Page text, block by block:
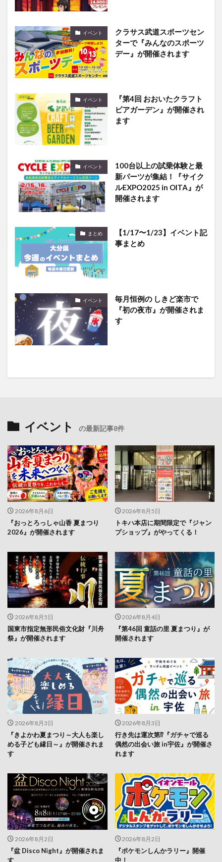
イベント
クラサス武道スポーツセン
ターで『みんなのスポーツ
デー』が開催されます
イベント
『第4回 おおいたクラフト
ビアガーデン』が開催され
ます
イベント
100台以上の試乗体験と最
新パーツが集結！『サイク
ルEXPO2025 in OITA』が
開催されます
まとめ
【1/17〜1/23】イベント記
事まとめ
イベント
毎月恒例の しきど楽市で
『初の夜市』が開催されま
す
イベント の最新記事8件
2026年8月6日
『おっとろっしゃ山香 夏まつり
2026』が開催されます
2026年8月5日
トキハ本店に期間限定で『ジャン
プショップ』がやってくる！
2026年8月5日
国東市指定無形民俗文化財『川舟
祭』が開催されます
2026年8月4日
『第46回 童話の里 夏まつり』が
開催されます
2026年8月3日
『きよかわ夏まつり～大人も楽し
める子ども縁日～』が開催されま
す
2026年8月3日
行き先は運次第⁉『ガチャで巡る
偶然の出会い旅 in宇佐』が開催さ
れます
2026年8月2日
『盆 Disco Night』が開催されま
す
2026年8月2日
『ポケモンしんかラリー』開催
中！